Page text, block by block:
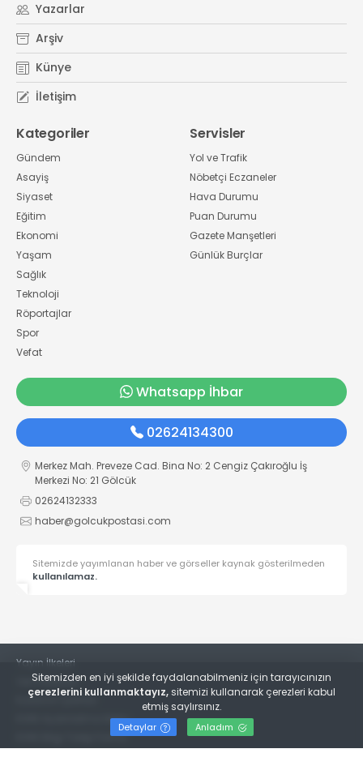
Yazarlar
Arşiv
Künye
İletişim
Kategoriler
Gündem
Asayiş
Siyaset
Eğitim
Ekonomi
Yaşam
Sağlık
Teknoloji
Röportajlar
Spor
Vefat
Servisler
Yol ve Trafik
Nöbetçi Eczaneler
Hava Durumu
Puan Durumu
Gazete Manşetleri
Günlük Burçlar
Whatsapp İhbar
02624134300
Merkez Mah. Preveze Cad. Bina No: 2 Cengiz Çakıroğlu İş
Merkezi No: 21 Gölcük
02624132333
haber@golcukpostasi.com
Sitemizde yayımlanan haber ve görseller kaynak gösterilmeden
kullanılamaz.
Yayın İlkeleri
Veri Politikası
Kullanım Şartları
KVKK Aydınlatma Metni
KVKK Bilgi Talep Formu
Sitemizden en iyi şekilde faydalanabilmeniz için tarayıcınızın
çerezlerini kullanmaktayız, sitemizi kullanarak çerezleri kabul
etmiş saylırsınız.
Detaylar Anladım